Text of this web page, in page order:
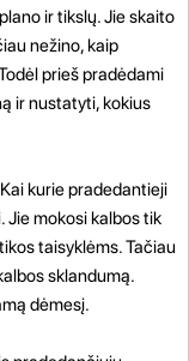
ir tikslų. Jie skaito
nežino, kaip
prieš pradėdami
ir nustatyti, kokius
kurie pradedantieji
Jie mokosi kalbos tik
taisyklėms. Tačiau
sklandumą.
dėmesį.